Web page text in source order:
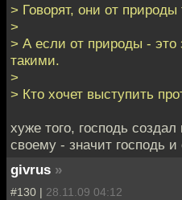
> Говорят, они от природы
>
> А если от природы - это
такими.
>
> Кто хочет выступить
хуже того, господь
своему - значит господь
givrus »
#130 | 28.11.09 04:12